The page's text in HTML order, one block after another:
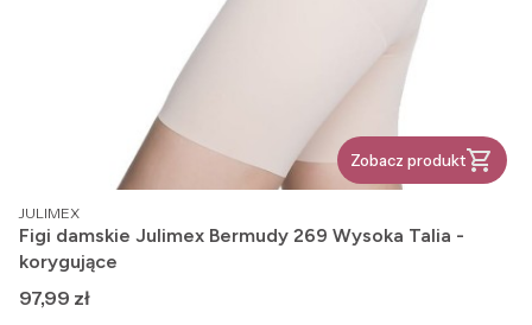
Zobacz produkt
PRODUCENT
JULIMEX
Figi damskie Julimex Bermudy 269 Wysoka Talia -
korygujące
Cena
97,99 zł